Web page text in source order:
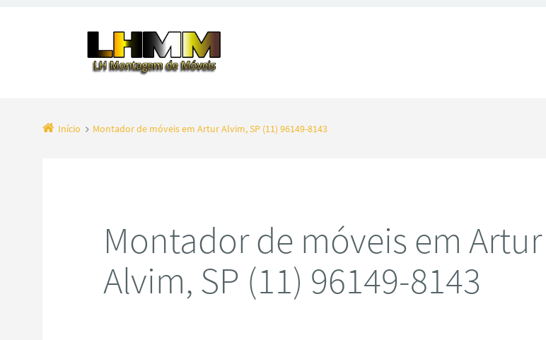
Início Montador de móveis em Artur Alvim, SP (11) 96149-8143
Montador de móveis em Artur
Alvim, SP (11) 96149-8143